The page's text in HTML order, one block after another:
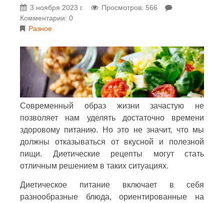
3 ноября 2023 г.
Просмотров: 566
Комментарии: 0
Разное
Современный образ жизни зачастую не
позволяет нам уделять достаточно времени
здоровому питанию. Но это не значит, что мы
должны отказываться от вкусной и полезной
пищи. Диетические рецепты могут стать
отличным решением в таких ситуациях.
Диетическое питание включает в себя
разнообразные блюда, ориентированные на